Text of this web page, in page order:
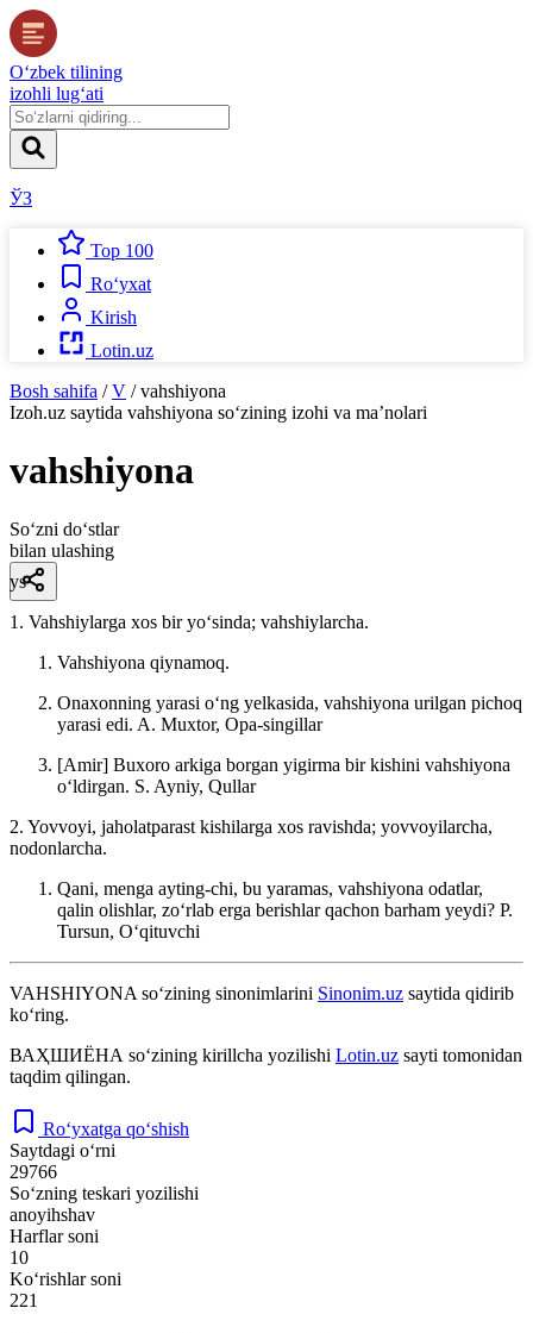
O‘zbek tilining
izohli lug‘ati
ЎЗ
Top 100
Ro‘yxat
Kirish
Lotin.uz
Bosh sahifa / V / vahshiyona
Izoh.uz saytida vahshiyona so‘zining izohi va ma’nolari
vahshiyona
So‘zni do‘stlar
bilan ulashing
ys
1. Vahshiylarga xos bir yoʻsinda; vahshiylarcha.
Vahshiyona qiynamoq.
Onaxonning yarasi oʻng yelkasida, vahshiyona urilgan pichoq
yarasi edi. A. Muxtor, Opa-singillar
[Amir] Buxoro arkiga borgan yigirma bir kishini vahshiyona
oʻldirgan. S. Ayniy, Qullar
2. Yovvoyi, jaholatparast kishilarga xos ravishda; yovvoyilarcha,
nodonlarcha.
Qani, menga ayting-chi, bu yaramas, vahshiyona odatlar,
qalin olishlar, zoʻrlab erga berishlar qachon barham yeydi? P.
Tursun, Oʻqituvchi
VAHSHIYONA so‘zining sinonimlarini Sinonim.uz saytida qidirib
ko‘ring.
ВАҲШИЁНА so‘zining kirillcha yozilishi Lotin.uz sayti tomonidan
taqdim qilingan.
Ro‘yxatga qo‘shish
Saytdagi o‘rni
29766
So‘zning teskari yozilishi
anoyihshav
Harflar soni
10
Ko‘rishlar soni
221